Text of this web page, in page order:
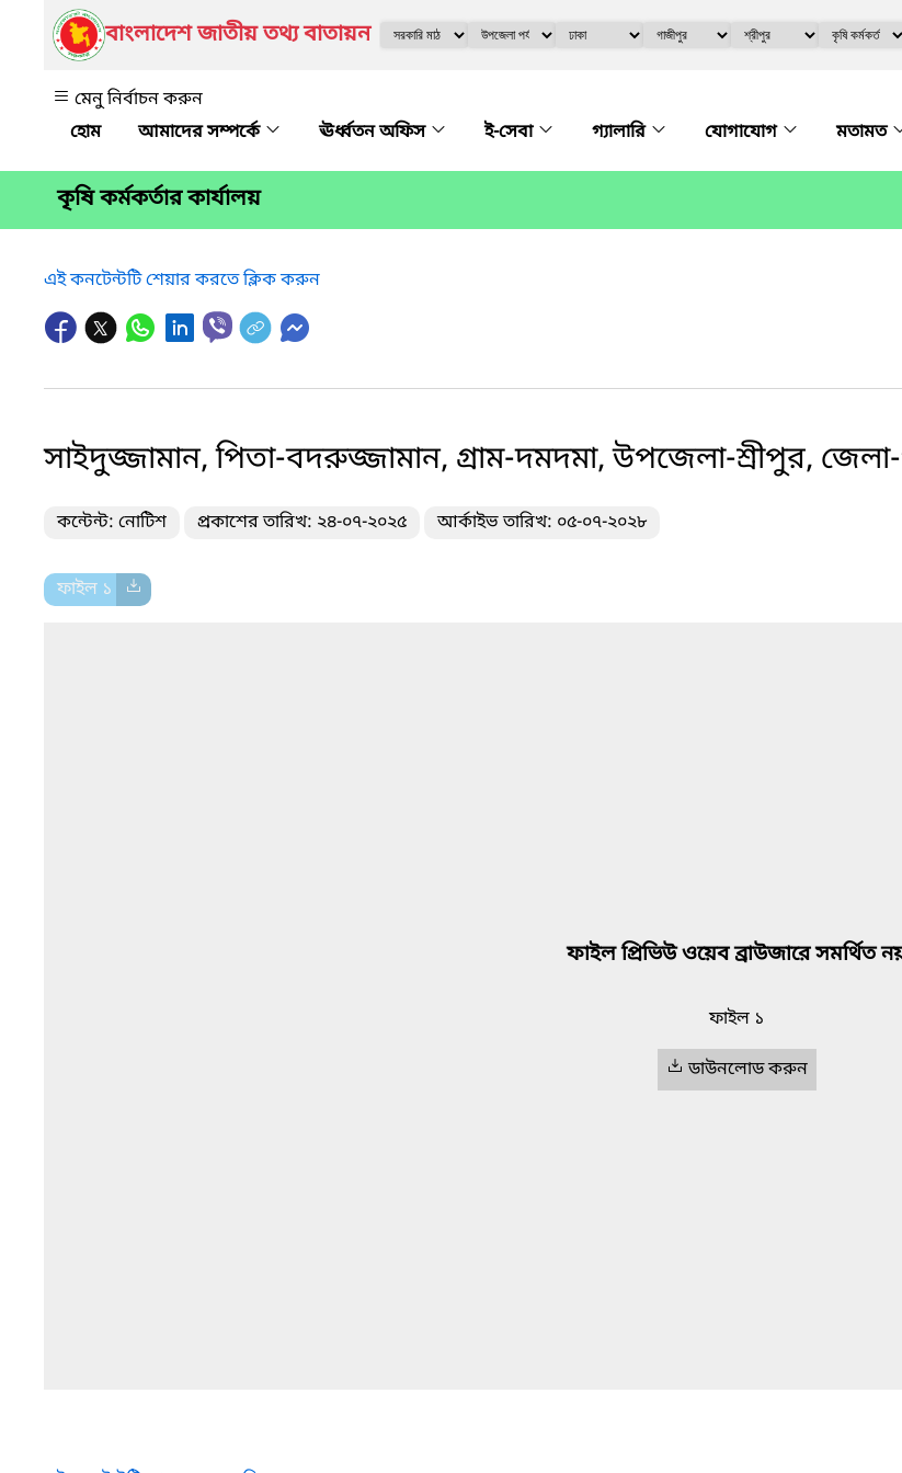
বাংলাদেশ জাতীয় তথ্য বাতায়ন
মেনু নির্বাচন করুন
আমাদের সম্পর্কে
ঊর্ধ্বতন অফিস ই-সেবা গ্যালারি যোগাযোগ মতামত
কৃষি কর্মকর্তার কার্যালয়
এই কনটেন্টটি শেয়ার করতে ক্লিক করুন
সাইদুজ্জামান, পিতা-বদরুজ্জামান, গ্রাম-দমদমা, উপজেলা-শ্রীপুর,
কন্টেন্ট: নোটিশ প্রকাশের তারিখ: ২৪-০৭-২০২৫ আর্কাইভ তারিখ: ০৫-০৭-২০২৮
ফাইল ১
ফাইল প্রিভিউ ওয়েব ব্রাউজারে সমর্থিত
ফাইল ১
ডাউনলোড করুন